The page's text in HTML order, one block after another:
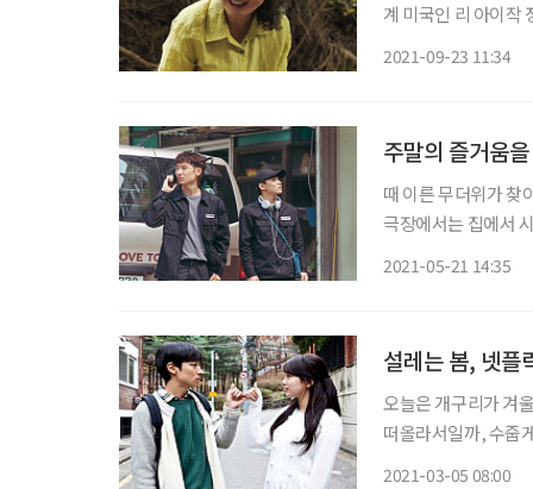
계 미국인 리 아이작
2021-09-23 11:34
주말의 즐거움
때 이른 무더위가 찾
극장에서는 집에서
2021-05-21 14:35
설레는 봄, 넷플
오늘은 개구리가 겨
떠올라서일까, 수줍
2021-03-05 08:00